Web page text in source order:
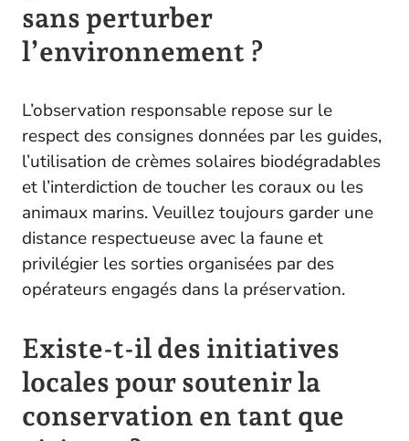
sans perturber
l’environnement ?
L’observation responsable repose sur le
respect des consignes données par les guides,
l’utilisation de crèmes solaires biodégradables
et l’interdiction de toucher les coraux ou les
animaux marins. Veuillez toujours garder une
distance respectueuse avec la faune et
privilégier les sorties organisées par des
opérateurs engagés dans la préservation.
Existe-t-il des initiatives
locales pour soutenir la
conservation en tant que